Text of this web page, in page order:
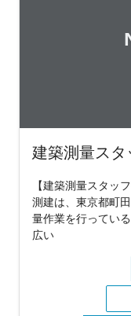
建築測量スタ
【建築測量スタッ
測建は、東京都町
量作業を行ってい
広い